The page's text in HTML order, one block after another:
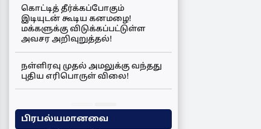
கொட்டித் தீர்க்கப்போகும்
இடியுடன் கூடிய கனமழை!
மக்களுக்கு விடுக்கப்பட்டுள்ள
அவசர அறிவுறுத்தல்!
நள்ளிரவு முதல் அமலுக்கு வந்தது
புதிய எரிபொருள் விலை!
பிரபல்யமானவை